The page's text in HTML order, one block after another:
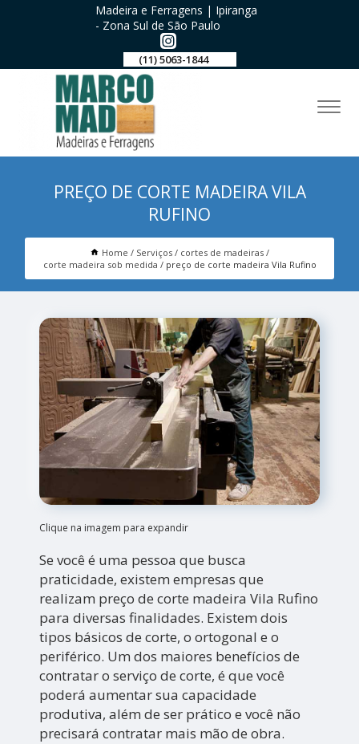
Madeira e Ferragens | Ipiranga
- Zona Sul de São Paulo
(11) 5063-1844
PREÇO DE CORTE MADEIRA VILA
RUFINO
Home Serviços
cortes de madeiras
corte madeira sob medida
preço de corte madeira Vila Rufino
Clique na imagem para expandir
Se você é uma pessoa que busca
praticidade, existem empresas que
realizam preço de corte madeira Vila Rufino
para diversas finalidades. Existem dois
tipos básicos de corte, o ortogonal e o
periférico. Um dos maiores benefícios de
contratar o serviço de corte, é que você
poderá aumentar sua capacidade
produtiva, além de ser prático e você não
precisará contratar mais mão de obra.